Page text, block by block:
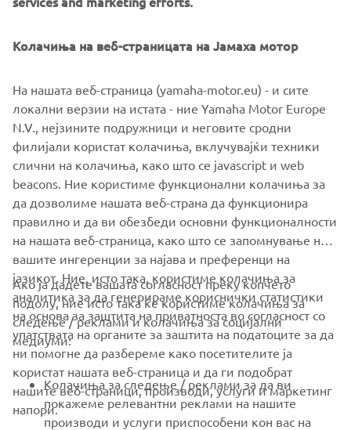
for 2020 the exclusive new Yamaha Ténéré 700 Rally
higher standard specification.
.
DISCOVER THE NEW TÉNÉRÉ 700 RALLY EDITION
CORPORATE
FOR BUSINESS
MORE YAMAHA
Колачиња на веб-страницата на Јамаха мотор
На нашата веб-страница (yamaha-motor.eu) - и сите
локални верзии на истата - ние Yamaha Motor Europe
N.V., нејзините подружници и неговите сродни
филијали користат колачиња, вклучувајќи техники
слични на колачиња, како што се javascript и web
beacons. Ние користиме функционални колачиња за
да дозволиме нашата веб-страна да функционира
правилно и да ви обезбеди основни функционалности
на нашата веб-страница, како што се запомнување на
вашите ингеренции за најава и преференци на
јазикот. Ние, исто така, користиме колачиња за
аналитика за да генерираме кориснички статистики
на основа за заштита на приватноста во согласност со
упатствата на органите за заштита на податоците за да
ни помогне да разбереме како посетителите ја
користат нашата веб-страница и да ги подобрат
нашите веб-страници, производи, услуги и маркетинг
напори.
Ако ја дадете вашата согласност преку копчето
подолу, ние исто така ќе користиме колачиња за
следење / реклами и колачиња за социјални
медиуми:
Колачиња за следење / реклами за да ви
покажеме релевантни реклами на нашите
производи и услуги приспособени кон вас на